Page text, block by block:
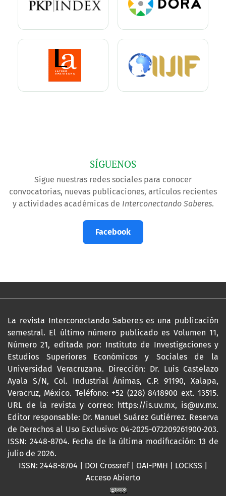
SÍGUENOS
Sigue nuestras redes sociales para conocer
convocatorias, nuevas publicaciones, artículos recientes
y actividades académicas de Interconectando Saberes.
Facebook
La revista Interconectando Saberes es una publicación
semestral. El último número publicado es Volumen 11,
Número 21, editada por: Instituto de Investigaciones y
Estudios Superiores Económicos y Sociales de la
Universidad Veracruzana. Dirección: Dr. Luis Castelazo
Ayala S/N, Col. Industrial Ánimas, C.P. 91190, Xalapa,
Veracruz, México. Teléfono: +52 (228) 8418900 ext. 13515.
URL de la revista y correo:
https://is.uv.mx, is@uv.mx.
Editor responsable: Dr. Manuel Suárez Gutiérrez. Reserva
de Derechos al Uso Exclusivo: 04-2025-072209261900-203.
ISSN: 2448-8704. Fecha de la última modificación: 13 de
julio de 2026.
ISSN: 2448-8704 | DOI Crossref | OAI-PMH | LOCKSS |
Acceso Abierto